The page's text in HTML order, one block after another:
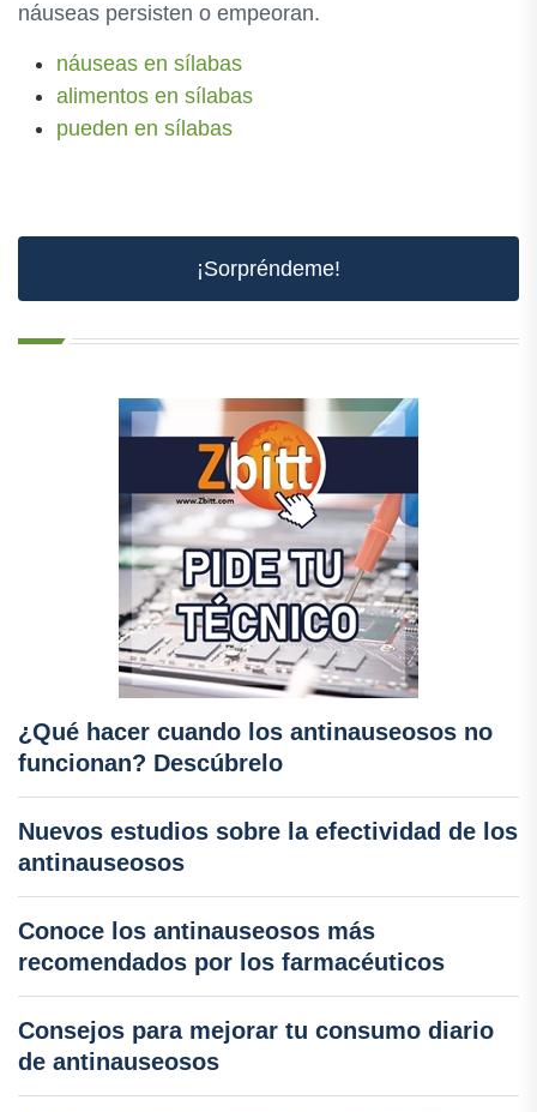
náuseas persisten o empeoran.
náuseas en sílabas
alimentos en sílabas
pueden en sílabas
¡Sorpréndeme!
¿Qué hacer cuando los antinauseosos no
funcionan? Descúbrelo
Nuevos estudios sobre la efectividad de los
antinauseosos
Conoce los antinauseosos más
recomendados por los farmacéuticos
Consejos para mejorar tu consumo diario
de antinauseosos